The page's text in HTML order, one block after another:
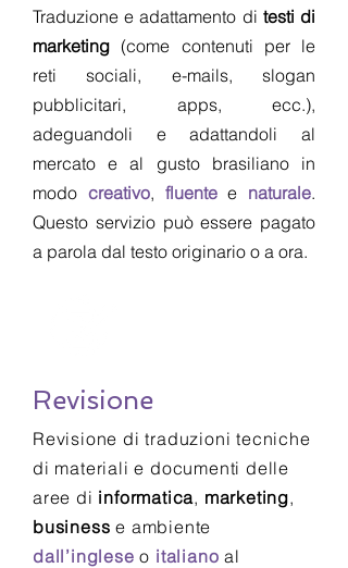
Traduzione e adattamento di testi di
marketing(come contenuti per le
reti sociali, e-mails, slogan
pubblicitari, apps, ecc.),
adeguandoli e adattandoli al
mercato e al gusto brasiliano in
modo creativo, fluentee naturale.
Questo servizio può essere pagato
a parola dal testo originario o a ora.
Revisione
Revisione di traduzioni tecniche
di materiali e documenti delle
aree di informatica, marketing,
business e ambiente
dall’inglese o italianoal